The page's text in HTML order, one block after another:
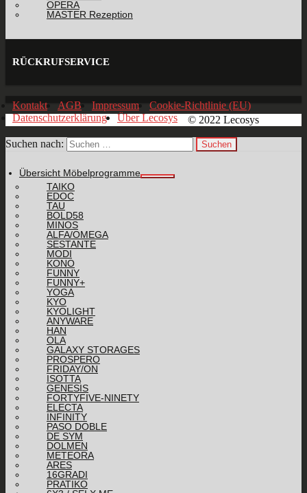
OPERA
MASTER Rezeption
RÜCKRUFSERVICE
Kontakt AGB Impressum
Cookie-Richtlinie (EU)
Datenschutzerklärung
Über Lecosys © 2022 Lecosys
Suchen nach:
Übersicht Möbelprogramme
TAIKO
EDOC
TAU
BOLD58
MINOS
ALFA/OMEGA
SESTANTE
MODI
KONO
FUNNY
FUNNY+
YOGA
KYO
KYOLIGHT
ANYWARE
HAN
OLA
GALAXY STORAGES
PROSPERO
FRIDAY/ON
ISOTTA
GENESIS
FORTYFIVE-NINETY
ELECTA
INFINITY
PASO DOBLE
DE SYM
DOLMEN
METEORA
ARES
16GRADI
PRATIKO